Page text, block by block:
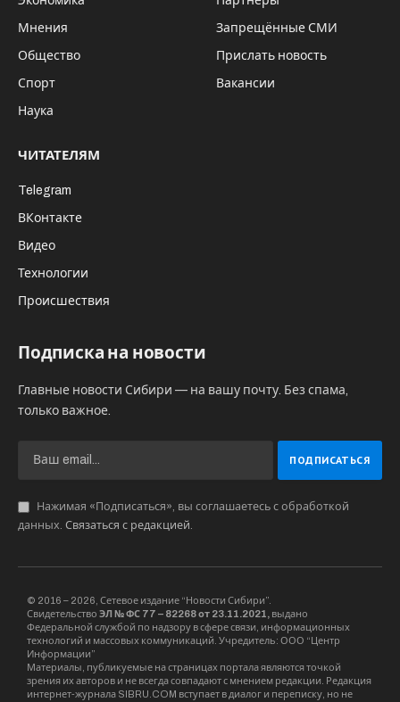
Начиная с 15 февраля пользователи
видеохостинга YouTube и сервиса
Инстаграмм стали сообщать о
Александр Шарий, причем его
сообщение на видеохостинге спустя
некоторое время также стало
недоступно.
известных пользователей. «Экран остается
черным и погрузка роликов даже не
начинается, часть каналов вовсе не работает»,
— так описал проблему Александр Эльмусов.
Пользователи считают, что причина
Олега Дерипаски, в частности, связанных с
Настя Рыбка). По иску Дерипаски Усть-
Лабинский районный суд Краснодарского края
внес в число сайтов с запрещенной
информацией 14 постов в Instagram и семь
роликов на YouTube с кадрами и видео
совместного отдыха Дерипаски и Насти Рыбки